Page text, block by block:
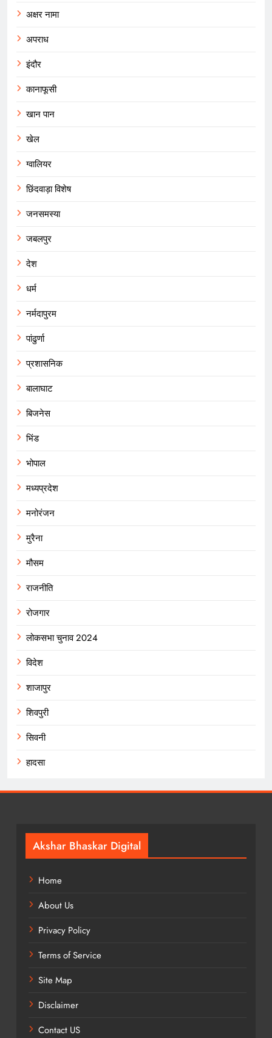
अक्षर नामा
अपराध
इंदौर
कानाफूसी
खान पान
खेल
ग्वालियर
छिंदवाड़ा विशेष
जनसमस्या
जबलपुर
देश
धर्म
नर्मदापुरम
पांढुर्णा
प्रशासनिक
बालाघाट
बिजनेस
भिंड
भोपाल
मध्यप्रदेश
मनोरंजन
मुरैना
मौसम
राजनीति
रोजगार
लोकसभा चुनाव 2024
विदेश
शाजापुर
शिवपुरी
सिवनी
हादसा
Akshar Bhaskar Digital
Home
About Us
Privacy Policy
Terms of Service
Site Map
Disclaimer
Contact US